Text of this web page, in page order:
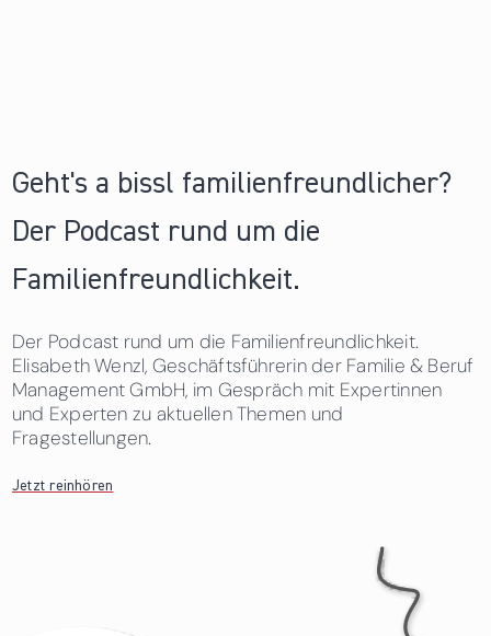
Geht's a bissl familienfreundlicher?
Der Podcast rund um die
Familienfreundlichkeit.
Der Podcast rund um die Familienfreundlichkeit.
Elisabeth Wenzl, Geschäftsführerin der Familie & Beruf
Management GmbH, im Gespräch mit Expertinnen
und Experten zu aktuellen Themen und
Fragestellungen.
Jetzt reinhören